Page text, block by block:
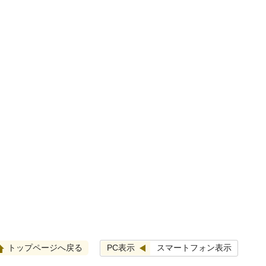
トップページへ戻る PC表示 スマートフォン表示